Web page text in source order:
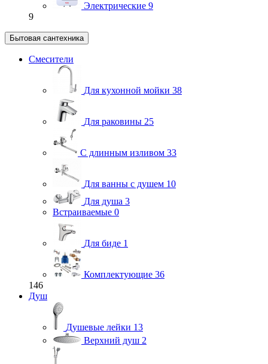
Электрические 9
9
Бытовая сантехника
Смесители
Для кухонной мойки 38
Для раковины 25
С длинным изливом 33
Для ванны с душем 10
Для душа 3
Встраиваемые 0
Для биде 1
Комплектующие 36
146
Душ
Душевые лейки 13
Верхний душ 2